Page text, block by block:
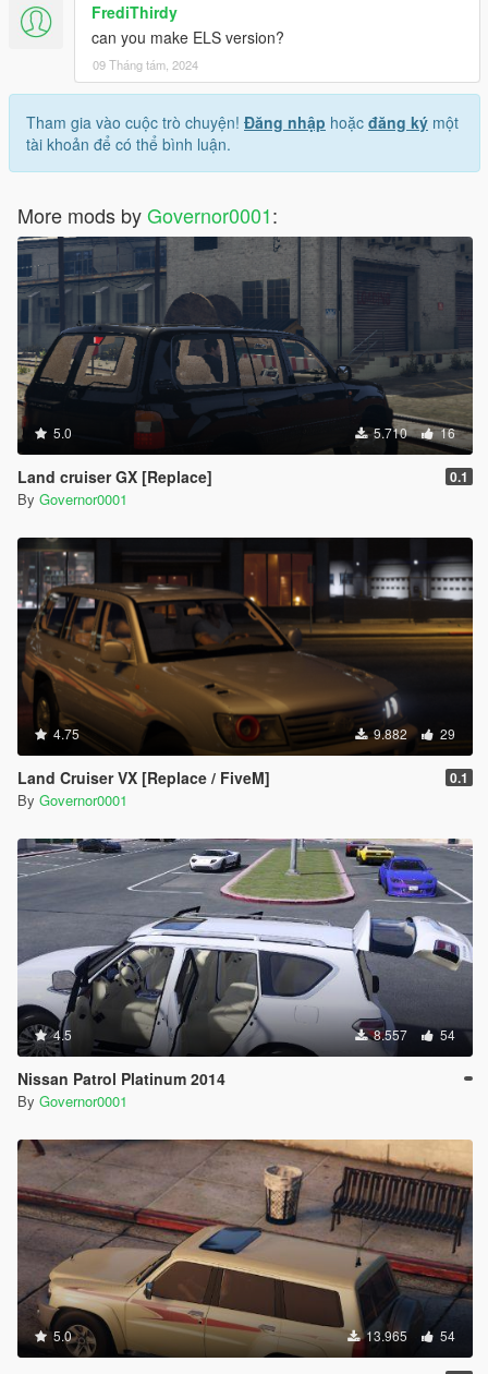
FrediThirdy
can you make ELS version?
09 Tháng tám, 2024
Tham gia vào cuộc trò chuyện! Đăng nhập hoặc đăng ký một
tài khoản để có thể bình luận.
More mods byGovernor0001:
5.0 5.710 16
Land cruiser GX [Replace] 0.1
By Governor0001
4.75 9.882 29
Land Cruiser VX [Replace / FiveM] 0.1
By Governor0001
4.5 8.557 54
Nissan Patrol Platinum 2014
By Governor0001
5.0 13.965 54